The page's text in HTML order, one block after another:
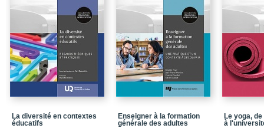
Chapitre 10 -
Chapitre 11 - Activités
Postface
Notices biographiques
La collection
La diversité en contextes
éducatifs
Enseigner à la formation
générale des adultes
Le yoga,
à